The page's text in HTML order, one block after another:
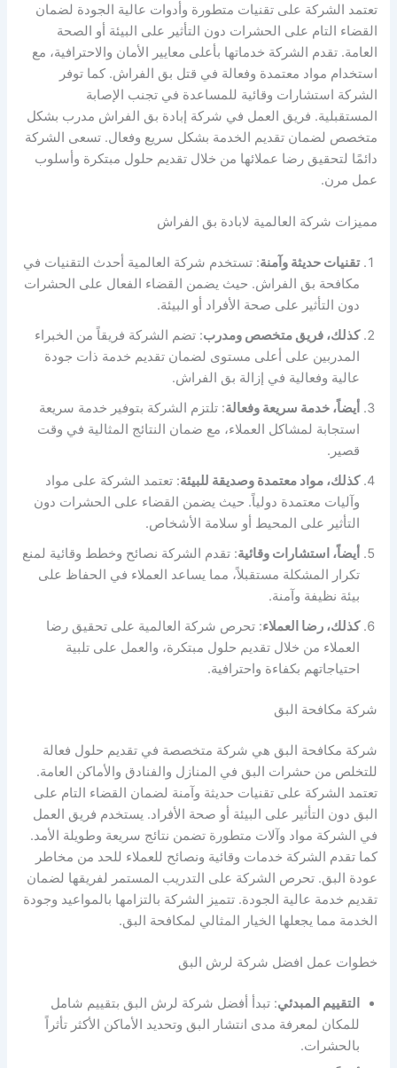
تعتمد الشركة على تقنيات متطورة وأدوات عالية الجودة لضمان
القضاء التام على الحشرات دون التأثير على البيئة أو الصحة
العامة. تقدم الشركة خدماتها بأعلى معايير الأمان والاحترافية، مع
استخدام مواد معتمدة وفعالة في قتل بق الفراش. كما توفر
الشركة استشارات وقائية للمساعدة في تجنب الإصابة
المستقبلية. فريق العمل في شركة إبادة بق الفراش مدرب بشكل
متخصص لضمان تقديم الخدمة بشكل سريع وفعال. تسعى الشركة
دائمًا لتحقيق رضا عملائها من خلال تقديم حلول مبتكرة وأسلوب
عمل مرن.
مميزات شركة العالمية لابادة بق الفراش
تقنيات حديثة وآمنة: تستخدم شركة العالمية أحدث التقنيات في
مكافحة بق الفراش. حيث يضمن القضاء الفعال على الحشرات
دون التأثير على صحة الأفراد أو البيئة.
كذلك، فريق متخصص ومدرب: تضم الشركة فريقاً من الخبراء
المدربين على أعلى مستوى لضمان تقديم خدمة ذات جودة
عالية وفعالية في إزالة بق الفراش.
أيضاً، خدمة سريعة وفعالة: تلتزم الشركة بتوفير خدمة سريعة
استجابة لمشاكل العملاء، مع ضمان النتائج المثالية في وقت
قصير.
كذلك، مواد معتمدة وصديقة للبيئة: تعتمد الشركة على مواد
وآليات معتمدة دولياً. حيث يضمن القضاء على الحشرات دون
التأثير على المحيط أو سلامة الأشخاص.
أيضاً، استشارات وقائية: تقدم الشركة نصائح وخطط وقائية لمنع
تكرار المشكلة مستقبلاً، مما يساعد العملاء في الحفاظ على
بيئة نظيفة وآمنة.
كذلك، رضا العملاء: تحرص شركة العالمية على تحقيق رضا
العملاء من خلال تقديم حلول مبتكرة، والعمل على تلبية
احتياجاتهم بكفاءة واحترافية.
شركة مكافحة البق
شركة مكافحة البق هي شركة متخصصة في تقديم حلول فعالة
للتخلص من حشرات البق في المنازل والفنادق والأماكن العامة.
تعتمد الشركة على تقنيات حديثة وآمنة لضمان القضاء التام على
البق دون التأثير على البيئة أو صحة الأفراد. يستخدم فريق العمل
في الشركة مواد وآلات متطورة تضمن نتائج سريعة وطويلة الأمد.
كما تقدم الشركة خدمات وقائية ونصائح للعملاء للحد من مخاطر
عودة البق. تحرص الشركة على التدريب المستمر لفريقها لضمان
تقديم خدمة عالية الجودة. تتميز الشركة بالتزامها بالمواعيد وجودة
الخدمة مما يجعلها الخيار المثالي لمكافحة البق.
خطوات عمل افضل شركة لرش البق
التقييم المبدئي: تبدأ أفضل شركة لرش البق بتقييم شامل
للمكان لمعرفة مدى انتشار البق وتحديد الأماكن الأكثر تأثراً
بالحشرات.